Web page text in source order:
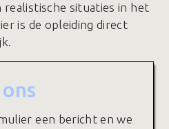
situaties in het
is de opleiding direct
een bericht en we